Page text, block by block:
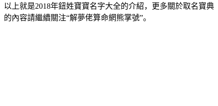
以上就是2018年鈕姓寶寶名字大全的介紹，更多關於取名寶典
的內容請繼續關注“解夢佬算命網熊掌號”。